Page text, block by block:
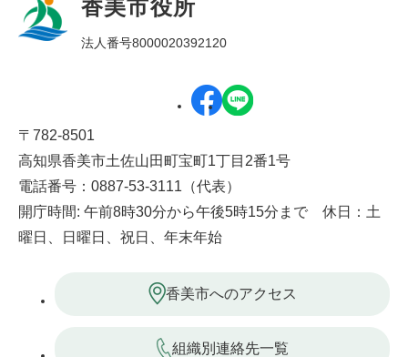
香美市役所
法人番号8000020392120
〒782-8501
高知県香美市土佐山田町宝町1丁目2番1号
電話番号：0887-53-3111（代表）
開庁時間: 午前8時30分から午後5時15分まで 休日：土
曜日、日曜日、祝日、年末年始
香美市へのアクセス
組織別連絡先一覧